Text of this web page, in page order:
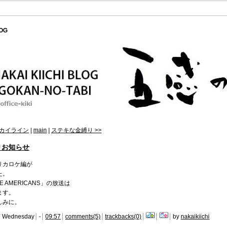
イライン main ステキな金縛り >>
知らせ
カロケ編が
AMERICANS」の放送は
。
に。
Wednesday - 09:57 comments(5) trackbacks(0) by nakaikiichi